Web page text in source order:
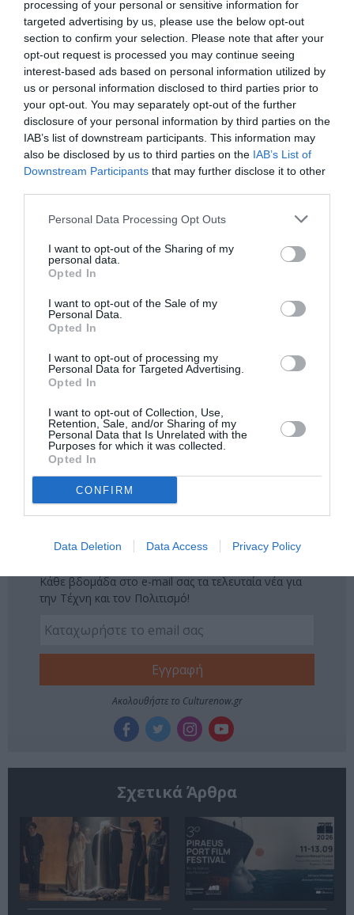
processing of your personal or sensitive information for
targeted advertising by us, please use the below opt-out
section to confirm your selection. Please note that after your
opt-out request is processed you may continue seeing
interest-based ads based on personal information utilized by
us or personal information disclosed to third parties prior to
your opt-out. You may separately opt-out of the further
disclosure of your personal information by third parties on the
IAB’s list of downstream participants. This information may
also be disclosed by us to third parties on the IAB’s List of
Downstream Participants that may further disclose it to other
Personal Data Processing Opt Outs
I want to opt-out of the Sharing of my
personal data.
Opted In
I want to opt-out of the Sale of my
Personal Data.
Opted In
I want to opt-out of processing my
Personal Data for Targeted Advertising.
Opted In
I want to opt-out of Collection, Use,
Retention, Sale, and/or Sharing of my
Personal Data that Is Unrelated with the
Purposes for which it was collected.
Opted In
CONFIRM
Data Deletion Data Access Privacy Policy
Eισιτήρια:
Early bird: Tριήμερο: 40€ || Προπώληση: Ημερήσιο: 18€
/ Τριήμερο: 45€ || Ταμείο: Ημερήσιο: 20€ / Τριήμερο:
50€
Πληροφορίες / Κρατήσεις:
anilioparkfestival.gr
Ακολουθήστε το Culturenow.gr στοGoogle Newsκαι
μάθετε πρώτοι όλες τις ειδήσεις
Δείτε όλα τατελευταία νέαγια την Τέχνη και τον
Πολιτισμό στο
Νέοι Διαγωνισμοί❯
Tags
ΓΙΑΝΝΗΣ ΑΓΓΕΛΑΚΑΣ
ΕΙΣΒΟΛΕΑΣ
ΕΝΤΕΧΝΟ - ΛΑΪΚΟ - ΠΑΡΑΔΟΣΙΑΚΗ
ΙΟΥΛΙΑ ΚΑΡΑΠΑΤΑΚΗ
ΚΑΛΟΚΑΙΡΙΝΑ ΦΕΣΤΙΒΑΛ
ΚΑΛΟΚΑΙΡΙΝΕΣ ΣΥΝΑΥΛΙΕΣ
ΠΑΝΟΣ ΒΛΑΧΟΣ
Κάθε βδομάδα στο e-mail σας τα τελευταία νέα για
την Τέχνη και τον Πολιτισμό!
Ακολουθήστε το Culturenow.gr
Σχετικά Άρθρα